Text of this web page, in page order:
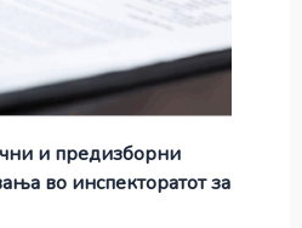
и предизборни
во инспекторатот за